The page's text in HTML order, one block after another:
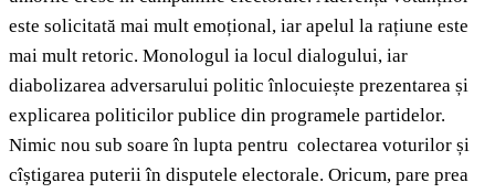
este solicitată mai mult emoțional, iar apelul la rațiune este
mai mult retoric. Monologul ia locul dialogului, iar
diabolizarea adversarului politic înlocuiește prezentarea și
explicarea politicilor publice din programele partidelor.
Nimic nou sub soare în lupta pentru colectarea voturilor și
cîștigarea puterii în disputele electorale. Oricum, pare prea